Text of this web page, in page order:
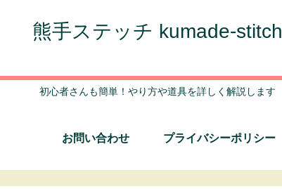
熊手ステッチ kumade-stitch
初心者さんも簡単！やり方や道具を詳しく解説します
お問い合わせ プライバシーポリシー